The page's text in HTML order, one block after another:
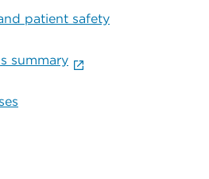
patient safety
summary